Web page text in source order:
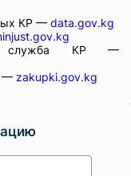
КР — data.gov.kg
служба КР —
— zakupki.gov.kg